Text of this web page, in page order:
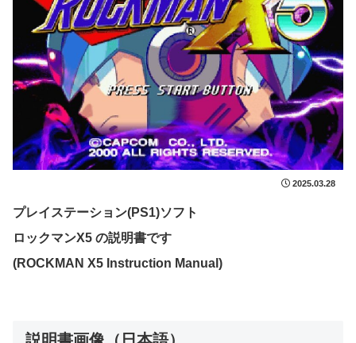
2025.03.28
プレイステーション(PS1)ソフト
ロックマンX5 の説明書です
(ROCKMAN X5 Instruction Manual)
説明書画像（日本語）